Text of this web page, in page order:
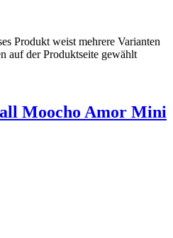
Produkt weist mehrere Varianten
auf der Produktseite gewählt
Moocho Amor Mini